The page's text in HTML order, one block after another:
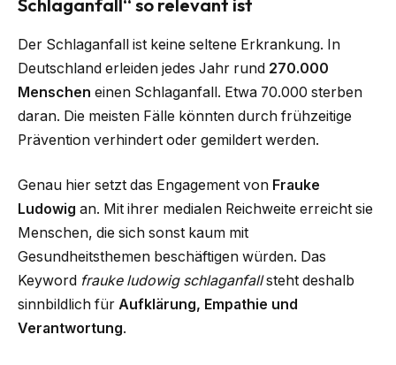
Schlaganfall“ so relevant ist
Der Schlaganfall ist keine seltene Erkrankung. In
Deutschland erleiden jedes Jahr rund 270.000
Menschen einen Schlaganfall. Etwa 70.000 sterben
daran. Die meisten Fälle könnten durch frühzeitige
Prävention verhindert oder gemildert werden.
Genau hier setzt das Engagement von Frauke
Ludowig an. Mit ihrer medialen Reichweite erreicht sie
Menschen, die sich sonst kaum mit
Gesundheitsthemen beschäftigen würden. Das
Keyword frauke ludowig schlaganfallsteht deshalb
sinnbildlich für Aufklärung, Empathie und
Verantwortung.